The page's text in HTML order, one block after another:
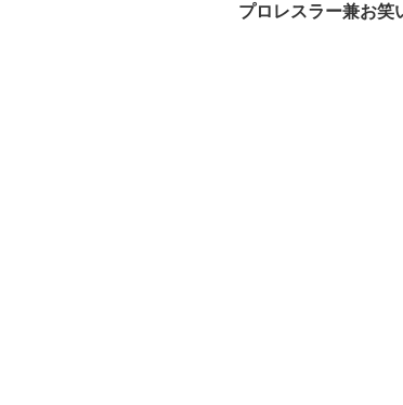
プロレスラー兼お笑